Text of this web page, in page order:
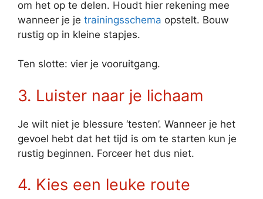
om het op te delen. Houdt hier rekening mee
wanneer je je trainingsschema opstelt. Bouw
rustig op in kleine stapjes.
Ten slotte: vier je vooruitgang.
3. Luister naar je lichaam
Je wilt niet je blessure ‘testen’. Wanneer je het
gevoel hebt dat het tijd is om te starten kun je
rustig beginnen. Forceer het dus niet.
4. Kies een leuke route